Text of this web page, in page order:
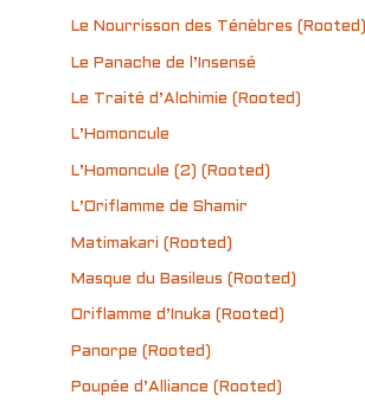
Le Nourrisson des Ténèbres (Rooted)
Le Panache de l’Insensé
Le Traité d’Alchimie (Rooted)
L’Homoncule
L’Homoncule (2) (Rooted)
L’Oriflamme de Shamir
Matimakari (Rooted)
Masque du Basileus (Rooted)
Oriflamme d’Inuka (Rooted)
Panorpe (Rooted)
Poupée d’Alliance (Rooted)